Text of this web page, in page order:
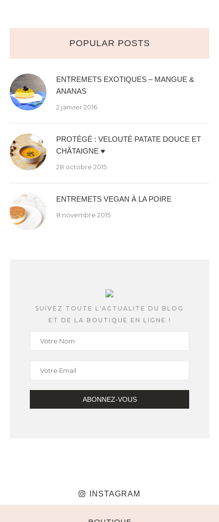
POPULAR POSTS
ENTREMETS EXOTIQUES – MANGUE &
ANANAS
2 janvier 2016
PROTÉGÉ : VELOUTÉ PATATE DOUCE ET
CHÂTAIGNE ♥
28 octobre 2015
ENTREMETS VEGAN À LA POIRE
8 novembre 2015
SUIVEZ TOUTE L'ACTUALITE DU BLOG
ET DE LA BOUTIQUE EN LIGNE !
INSTAGRAM